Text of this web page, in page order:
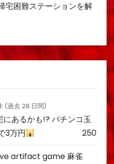
宅困難ステーションを解
(過去 28 日間)
にあるかも!? パチンコ玉
3万円
250
artifact game 麻雀